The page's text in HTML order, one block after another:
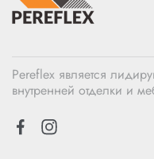
Pereflex является
внутренней отделки и